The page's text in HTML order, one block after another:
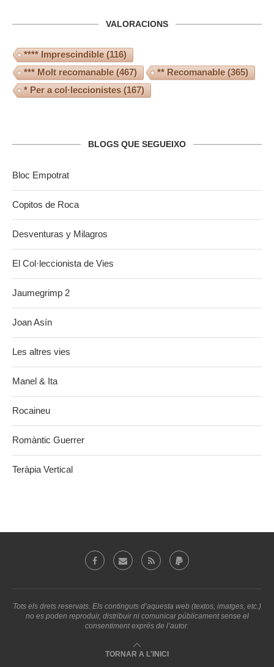
VALORACIONS
**** Imprescindible(116)
*** Molt recomanable(467) ** Recomanable(365)
* Per a col·leccionistes (167)
BLOGS QUE SEGUEIXO
Bloc Empotrat
Copitos de Roca
Desventuras y Milagros
El Col·leccionista de Vies
Jaumegrimp 2
Joan Asín
Les altres vies
Manel & Ita
Rocaineu
Romàntic Guerrer
Teràpia Vertical
Tots els drets reservats. Els continguts d’aquesta web (textos, imatges, etc.)
no es poden reproduir, distribuir ni comunicar públicament sense el
consentiment exprés de l’autor.
TORNAR A L'INICI